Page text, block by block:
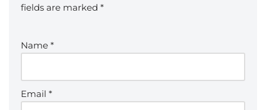
fields are marked *
Name *
Email *